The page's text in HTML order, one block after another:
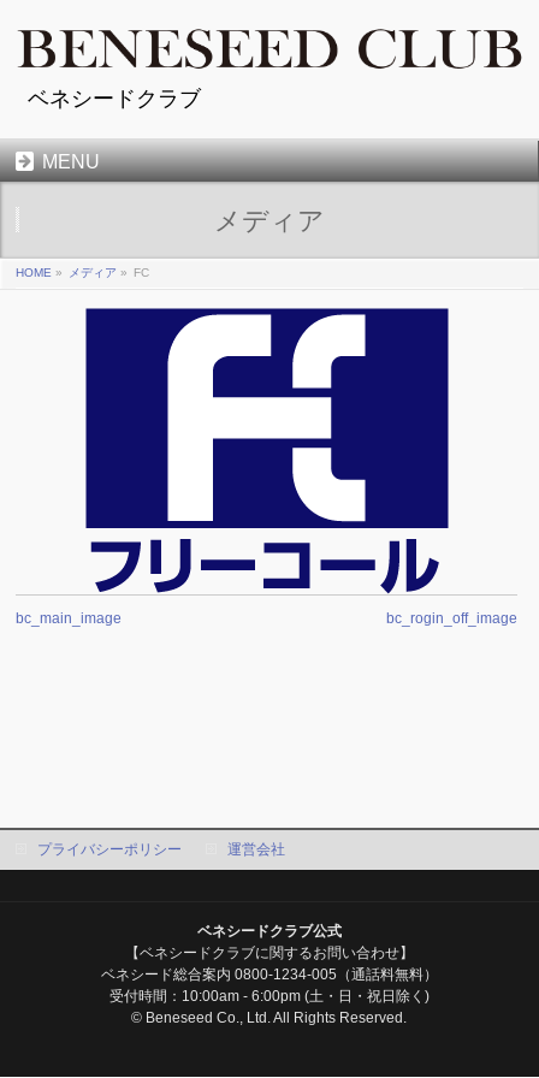
ベネシードクラブ
MENU
メディア
HOME » メディア » FC
bc_main_image bc_rogin_off_image
プライバシーポリシー 運営会社
ベネシードクラブ公式
【ベネシードクラブに関するお問い合わせ】
ベネシード総合案内 0800-1234-005（通話料無料）
受付時間：10:00am - 6:00pm (土・日・祝日除く)
© Beneseed Co., Ltd. All Rights Reserved.